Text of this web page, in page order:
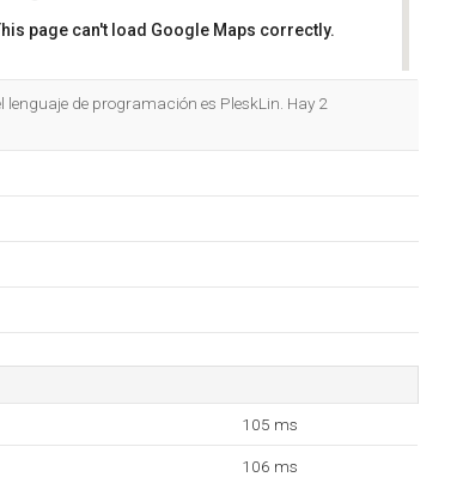
page can't load Google Maps correctly.
de programación es PleskLin. Hay 2
105 ms
106 ms